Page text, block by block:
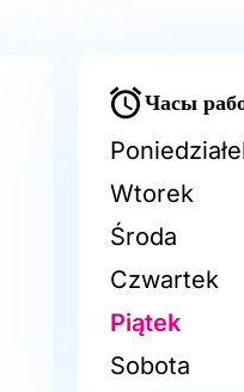
Часы
Wtorek
Środa
Czwartek
Piątek
Sobota